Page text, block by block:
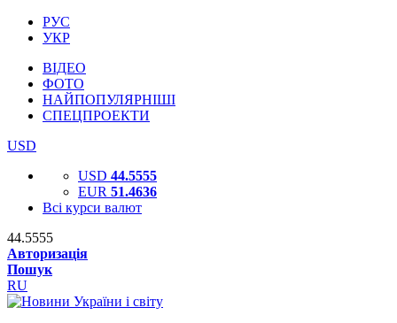
РУС
УКР
ВІДЕО
ФОТО
НАЙПОПУЛЯРНІШІ
СПЕЦПРОЕКТИ
USD
USD 44.5555
EUR 51.4636
Всі курси валют
44.5555
Авторизація
Пошук
RU